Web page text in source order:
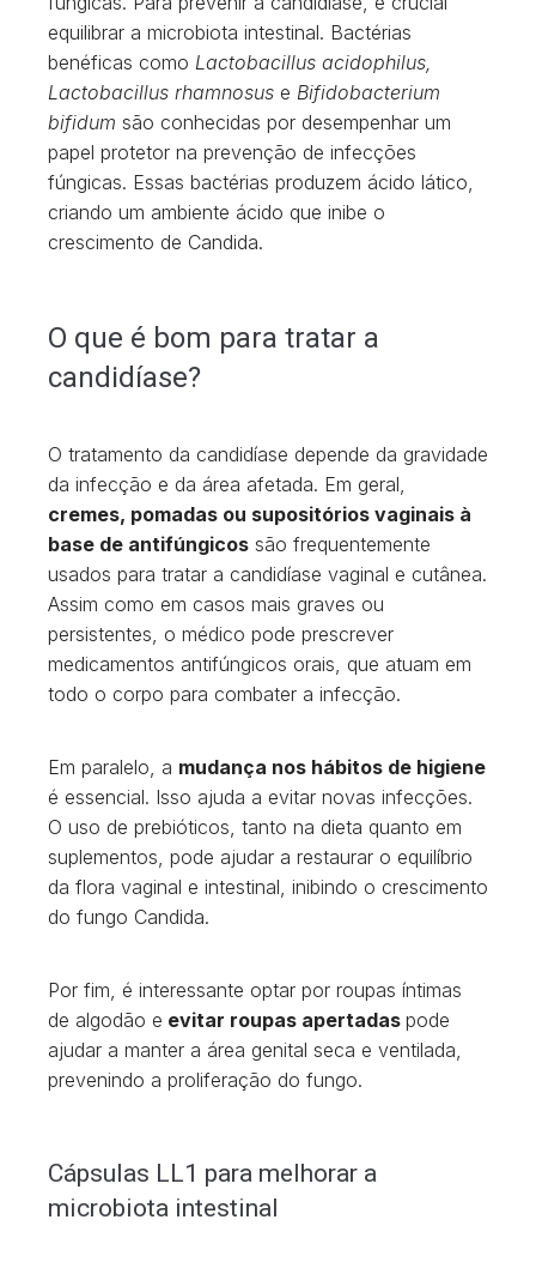
equilibrar a microbiota intestinal. Bactérias
benéficas como Lactobacillus acidophilus,
Lactobacillus rhamnosus e Bifidobacterium
bifidum são conhecidas por desempenhar um
papel protetor na prevenção de infecções
fúngicas. Essas bactérias produzem ácido lático,
criando um ambiente ácido que inibe o
crescimento de Candida.
O que é bom para tratar a
candidíase?
O tratamento da candidíase depende da gravidade
da infecção e da área afetada. Em geral,
cremes, pomadas ou supositórios vaginais à
base de antifúngicos são frequentemente
usados para tratar a candidíase vaginal e cutânea.
Assim como em casos mais graves ou
persistentes, o médico pode prescrever
medicamentos antifúngicos orais, que atuam em
todo o corpo para combater a infecção.
Em paralelo, a mudança nos hábitos de higiene
é essencial. Isso ajuda a evitar novas infecções.
O uso de prebióticos, tanto na dieta quanto em
suplementos, pode ajudar a restaurar o equilíbrio
da flora vaginal e intestinal, inibindo o crescimento
do fungo Candida.
Por fim, é interessante optar por roupas íntimas
de algodão e evitar roupas apertadas pode
ajudar a manter a área genital seca e ventilada,
prevenindo a proliferação do fungo.
Cápsulas LL1 para melhorar a
microbiota intestinal